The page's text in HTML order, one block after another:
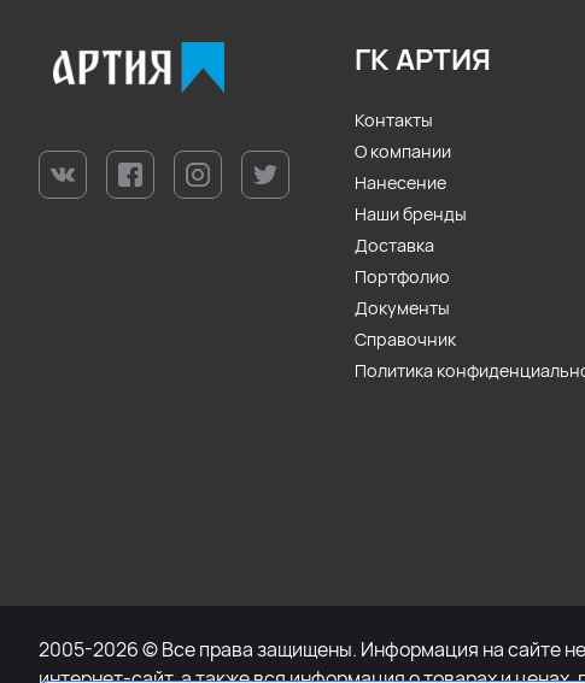
ГК АРТИЯ
Контакты
О компании
Нанесение
Наши бренды
Доставка
Портфолио
Документы
Справочник
Политика
2005-2026 © Все права защищены. Информация на сайте